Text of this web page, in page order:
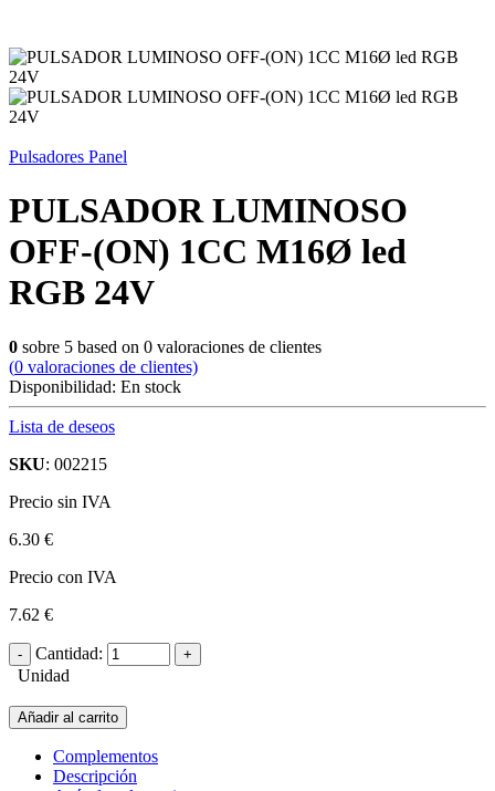
Pulsadores Panel
PULSADOR LUMINOSO
OFF-(ON) 1CC M16Ø led
RGB 24V
0 sobre 5 based on 0 valoraciones de clientes
(0 valoraciones de clientes)
Disponibilidad: En stock
Lista de deseos
SKU: 002215
Precio sin IVA
6.30 €
Precio con IVA
7.62 €
Cantidad:
Unidad
Añadir al carrito
Complementos
Descripción